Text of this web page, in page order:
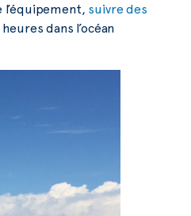
suivre des
dans l’océan